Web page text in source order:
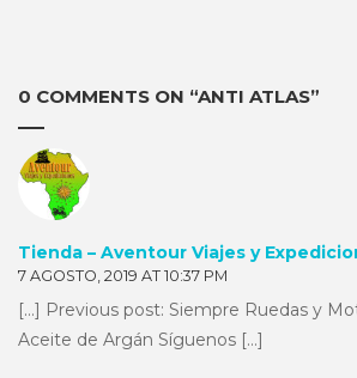
0 COMMENTS ON “ANTI ATLAS”
Tienda – Aventour Viajes y
7 AGOSTO, 2019 AT 10:37 PM
[…] Previous post: Siempre Ruedas y
Aceite de Argán Síguenos […]